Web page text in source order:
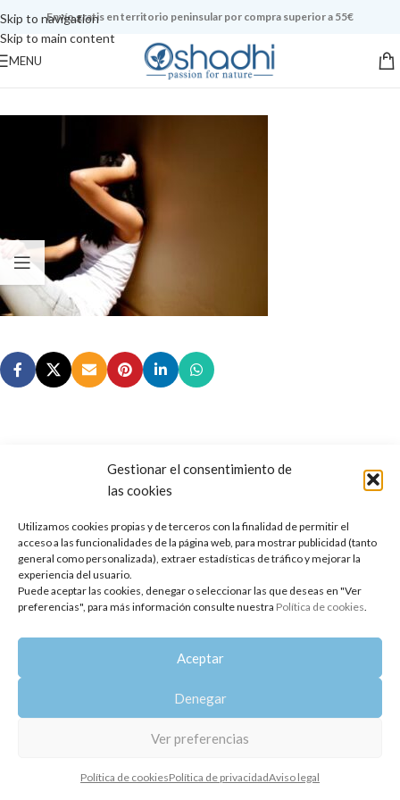
Gestionar el consentimiento de
las cookies
Utilizamos cookies propias y de terceros con la finalidad de permitir el
acceso a las funcionalidades de la página web, para mostrar publicidad (tanto
general como personalizada), extraer estadísticas de tráfico y mejorar la
experiencia del usuario.
Puede aceptar las cookies, denegar o seleccionar las que deseas en "Ver
preferencias", para más información consulte nuestra Política de cookies.
Aceptar
Denegar
Ver preferencias
Política de cookiesPolítica de privacidadAviso legal
Skip to navigation
Skip to main content
Envío gratis en territorio peninsular por compra superior a 55€
MENU
Copyright 2014-2025
Política de privacidad Aviso legal | Política de cookies